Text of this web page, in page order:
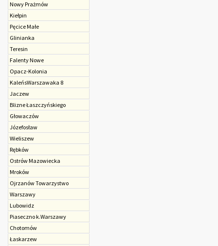
Nowy Prażmów
Kiełpin
Pęcice Małe
Glinianka
Teresin
Falenty Nowe
Opacz-Kolonia
KaleńsWarszawaka 8
Jaczew
Blizne Łaszczyńskiego
Głowaczów
Józefosław
Wieliszew
Rębków
Ostrów Mazowiecka
Mroków
Ojrzanów Towarzystwo
Warszawy
Lubowidz
Piaseczno k.Warszawy
Chotomów
Łaskarzew